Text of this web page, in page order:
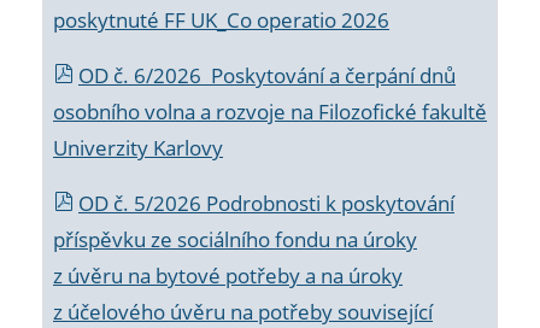
poskytnuté FF UK_Co operatio 2026
OD č. 6/2026 Poskytování a čerpání dnů
osobního volna a rozvoje na Filozofické fakultě
Univerzity Karlovy
OD č. 5/2026 Podrobnosti k poskytování
příspěvku ze sociálního fondu na úroky
z úvěru na bytové potřeby a na úroky
z účelového úvěru na potřeby související